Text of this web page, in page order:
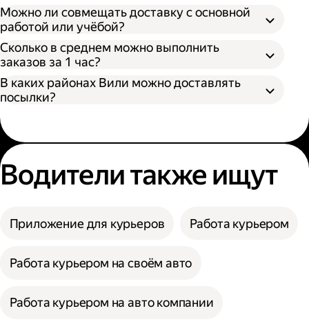
Можно ли совмещать доставку с основной
работой или учёбой?
Сколько в среднем можно выполнить
заказов за 1 час?
В каких районах Вили можно доставлять
посылки?
Водители также ищут
Приложение для курьеров Работа курьером
Работа курьером на своём авто
Работа курьером на авто компании